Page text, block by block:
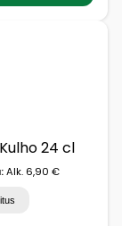
24 cl
Alk. 6,90 €